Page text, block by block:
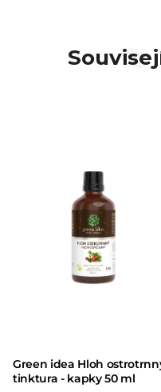
Green idea Hloh
tinktura - kapky 50 ml